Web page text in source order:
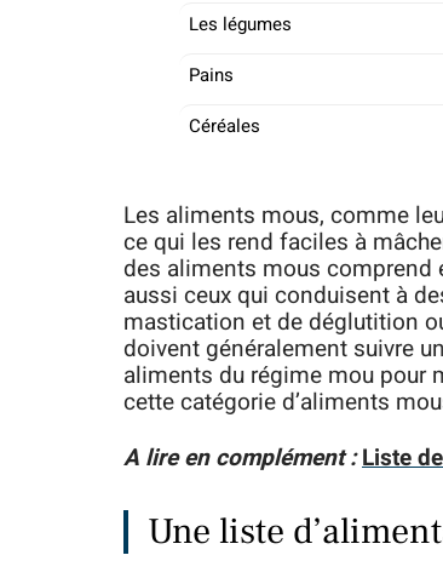
Les légumes
Pains
Céréales
Les aliments mous, comme
ce qui les rend faciles à
des aliments mous
aussi ceux qui conduisent à
mastication et de déglutition
doivent généralement suivre
aliments du régime mou pour
cette catégorie d’aliments
A lire en complément :Liste
Une liste